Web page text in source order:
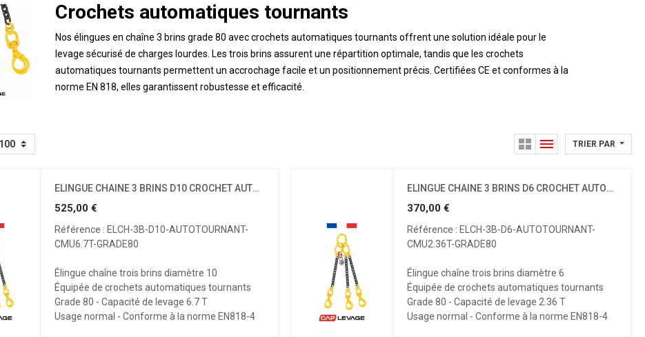
Crochets automatiques tournants
Nos élingues en chaîne 3 brins grade 80 avec crochets automatiques tournants offrent une solution idéale pour le
levage sécurisé de charges lourdes. Les trois brins assurent une répartition optimale, tandis que les crochets
automatiques tournants permettent un accrochage facile et un positionnement précis. Certifiées CE et conformes à la
norme EN 818, elles garantissent robustesse et efficacité​​.
TRIER PAR
ELINGUE CHAINE 3 BRINS D10 CROCHET AUTOMATIQUE TOURNANT CMU 6.7 T GRADE 80
525,00€
Référence : ELCH-3B-D10-AUTOTOURNANT-
CMU6.7T-GRADE80
Élingue chaîne trois brins diamètre 10
Équipée de crochets automatiques tournants
Grade 80 - Capacité de levage 6.7 T
Usage normal - Conforme à la norme EN818-4
ELINGUE CHAINE 3 BRINS D6 CROCHET AUTOMATIQUE TOURNANT CMU 2.36 T GRADE 80
370,00€
Référence : ELCH-3B-D6-AUTOTOURNANT-
CMU2.36T-GRADE80
Élingue chaîne trois brins diamètre 6
Équipée de crochets automatiques tournants
Grade 80 - Capacité de levage 2.36 T
Usage normal - Conforme à la norme EN818-4